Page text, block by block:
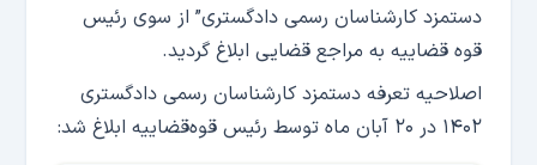
دستمزد کارشناسان رسمی دادگستری” از سوی رئیس
قوه قضاییه به مراجع قضایی ابلاغ گردید.
اصلاحیه تعرفه دستمزد کارشناسان رسمی دادگستری
۱۴۰۲ در ۲۰ آبان ماه توسط رئیس قوه‌قضاییه ابلاغ شد: